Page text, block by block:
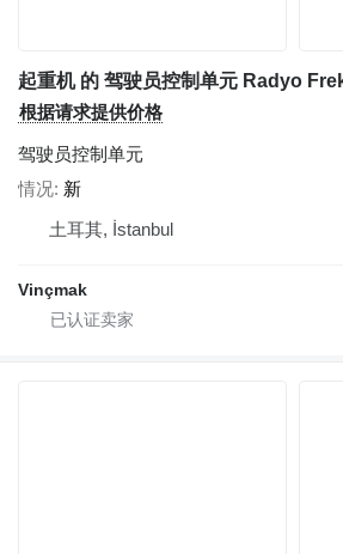
根据请求提供价格
驾驶员控制单元
情况 新
土耳其, İstanbul
Vinçmak